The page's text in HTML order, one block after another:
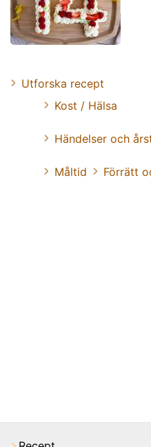
Utforska recept
Kost / Hälsa
Händelser och
Måltid Förrätt